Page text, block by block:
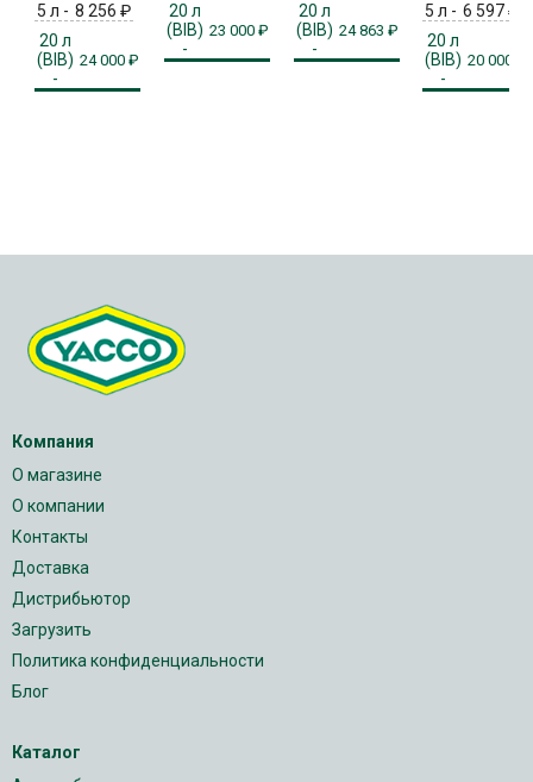
5 л - 8 256 ₽
20 л
(BIB)
-
24 000 ₽
20 л
(BIB)
-
23 000 ₽
20 л
(BIB)
-
24 863 ₽
5 л - 6 597₽
20 л
(BIB)
-
20 000
Компания
О магазине
О компании
Контакты
Доставка
Дистрибьютор
Загрузить
Политика конфиденциальности
Блог
Каталог